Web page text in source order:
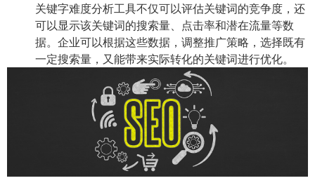
关键字难度分析工具不仅可以评估关键词的竞争度，还
可以显示该关键词的搜索量、点击率和潜在流量等数
据。企业可以根据这些数据，调整推广策略，选择既有
一定搜索量，又能带来实际转化的关键词进行优化。